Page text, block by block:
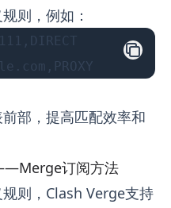
则，例如：
部，提高匹配效率和
订阅方法
则，Clash Verge支持